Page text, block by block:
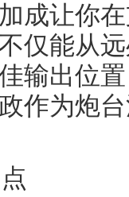
成让你
仅能从
输出位
作为炮